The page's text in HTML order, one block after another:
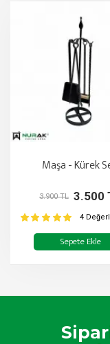
Maşa - Kürek
3.500
3.900 TL
4
Sepete Ekle